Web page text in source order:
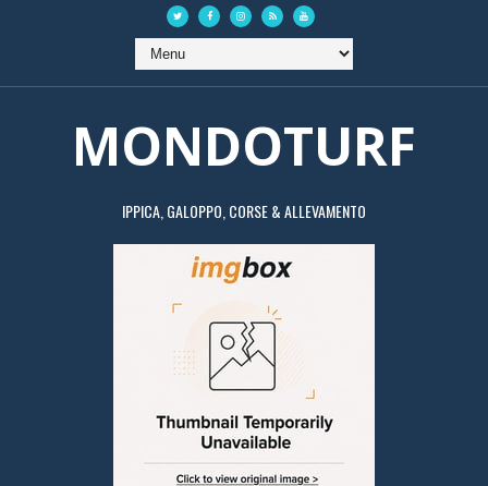
MONDOTURF
IPPICA, GALOPPO, CORSE & ALLEVAMENTO